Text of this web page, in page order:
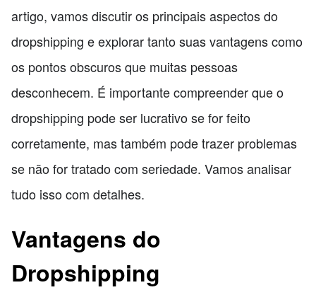
artigo, vamos discutir os principais aspectos do
dropshipping e explorar tanto suas vantagens como
os pontos obscuros que muitas pessoas
desconhecem. É importante compreender que o
dropshipping pode ser lucrativo se for feito
corretamente, mas também pode trazer problemas
se não for tratado com seriedade. Vamos analisar
tudo isso com detalhes.
Vantagens do
Dropshipping